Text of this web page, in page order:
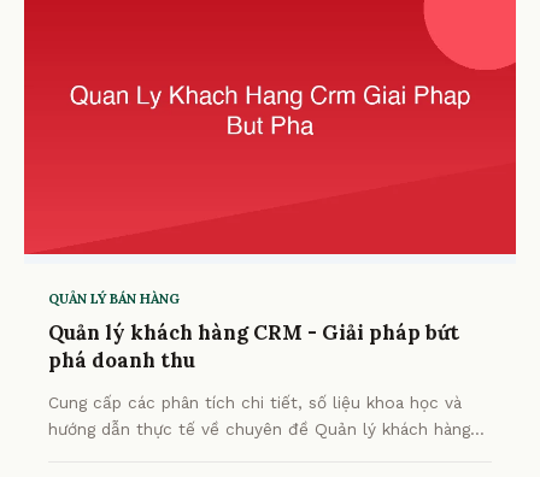
QUẢN LÝ BÁN HÀNG
Quản lý khách hàng CRM - Giải pháp bứt
phá doanh thu
Cung cấp các phân tích chi tiết, số liệu khoa học và
hướng dẫn thực tế về chuyên đề Quản lý khách hàng